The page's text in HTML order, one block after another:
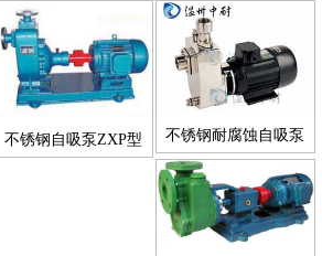
型
不锈钢自吸泵ZXP型
不锈钢耐腐蚀自吸泵